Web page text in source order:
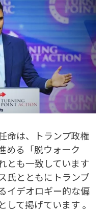
命は、トランプ政権
める「脱ウォーク
とも一致しています
氏とともにトランプ
イデオロギー的な偏
て掲げています 。